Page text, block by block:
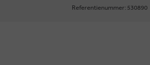
Referentienummer: 530890